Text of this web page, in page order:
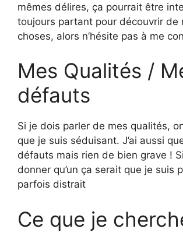
mêmes délires, ça pourrait être
toujours partant pour découvrir de
choses, alors n’hésite pas à me
Mes Qualités /
défauts
Si je dois parler de mes qualités,
que je suis séduisant. J’ai aussi
défauts mais rien de bien grave !
donner qu’un ça serait que je suis
parfois distrait
Ce que je